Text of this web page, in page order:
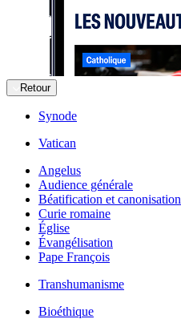
Retour
Synode
Vatican
Angelus
Audience générale
Béatification et canonisation
Curie romaine
Église
Évangélisation
Pape François
Transhumanisme
Bioéthique